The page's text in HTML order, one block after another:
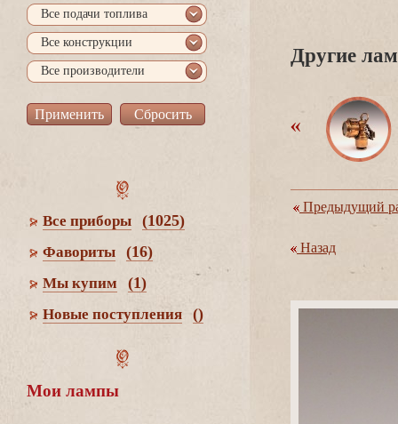
се подачи топлива
се конструкции
се производители
се приборы (1025)
Фавориты (16)
Мы купим (1)
Новые поступления ()
Мои лампы
Другие
Предыдущий
Назад